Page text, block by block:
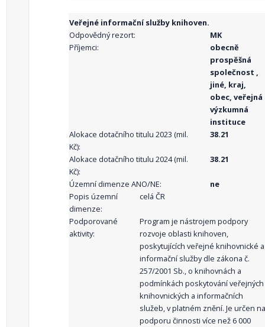
Veřejné informační služby knihoven.
Odpovědný rezort:
MK
Příjemci:
obecně
prospěšná
společnost ,
jiné, kraj,
obec, veřejná
výzkumná
instituce
Alokace dotačního titulu 2023 (mil.
Kč):
38.21
Alokace dotačního titulu 2024 (mil.
Kč):
38.21
Územní dimenze ANO/NE:
ne
Popis územní
dimenze:
celá ČR
Podporované
aktivity:
Program je nástrojem podpory
rozvoje oblasti knihoven,
poskytujících veřejné knihovnické a
informační služby dle zákona č.
257/2001 Sb., o knihovnách a
podmínkách poskytování veřejných
knihovnických a informačních
služeb, v platném znění. Je určen na
podporu činnosti více než 6 000